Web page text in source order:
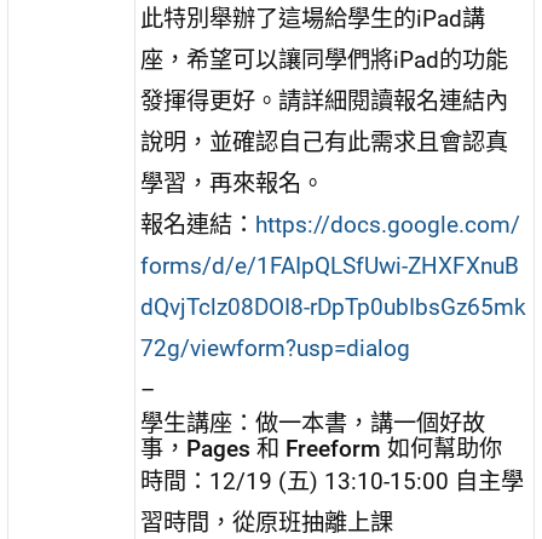
此特別舉辦了這場給學生的iPad講
座，希望可以讓同學們將iPad的功能
發揮得更好。請詳細閱讀報名連結內
說明，並確認自己有此需求且會認真
學習，再來報名。
報名連結： https://docs.google.com/
forms/d/e/1FAIpQLSfUwi-ZHXFXnuB
dQvjTclz08DOI8-rDpTp0ubIbsGz65mk
72g/viewform?usp=dialog
–
學生講座：做一本書，講一個好故
事，Pages 和 Freeform 如何幫助你
時間：12/19 (五) 13:10-15:00 自主學
習時間，從原班抽離上課